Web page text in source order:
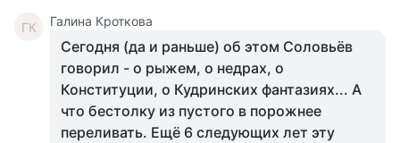
ГК Галина Кроткова
Сегодня (да и раньше) об этом Соловьёв
говорил - о рыжем, о недрах, о
Конституции, о Кудринских фантазиях... А
что бестолку из пустого в порожнее
переливать. Ещё 6 следующих лет эту